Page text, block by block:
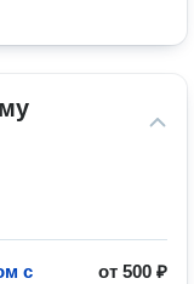
от 500 ₽
с